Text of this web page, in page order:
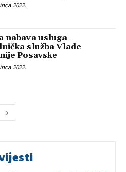
2022.
nabava usluga-
služba Vlade
Posavske
2022.